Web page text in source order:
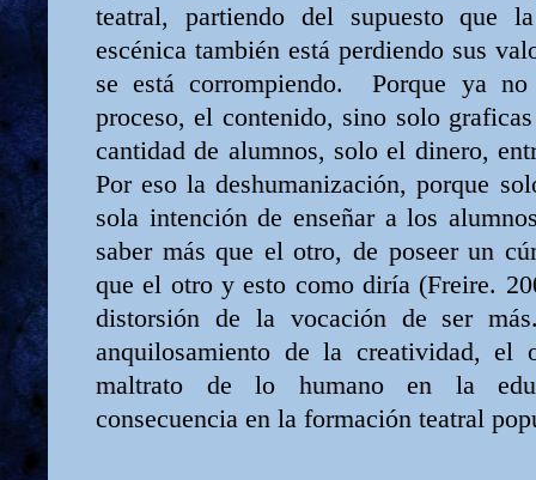
teatral, partiendo del supuesto que
escénica también está perdiendo sus
se está corrompiendo.
Porque ya
proceso, el contenido, sino solo
cantidad de alumnos, solo el dinero,
Por eso la deshumanización, porque
sola intención de enseñar a los
saber más que el otro, de poseer un
que el otro y esto como diría (Freire.
distorsión de la vocación de ser
anquilosamiento de la creatividad,
maltrato de lo humano en la
consecuencia en la formación teatral